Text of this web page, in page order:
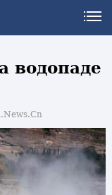
водопаде